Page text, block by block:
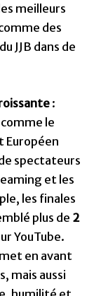
meilleurs
des
JJB dans de
:
le
Européen
spectateurs
et les
les finales
plus de 2
YouTube.
en avant
mais aussi